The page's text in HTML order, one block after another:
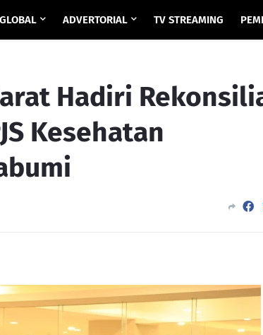
GLOBAL ADVERTORIAL TV STREAMING
Hadiri
Kesehatan